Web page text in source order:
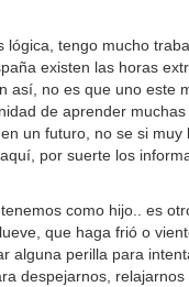
lógica, tengo mucho
existen las horas
así, no es que uno este
de aprender
un futuro, no se si muy
por suerte los
como hijo.. es
que haga frió o
alguna perilla para
despejarnos,